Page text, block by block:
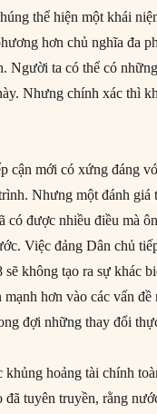
thể hiện một khái
hơn chủ nghĩa đa
Người ta có thể có
Nhưng chính xác thì
cận mới có xứng đáng
Nhưng một đánh giá
có được nhiều điều mà
Việc đảng Dân chủ
không tạo ra sự khác
hơn vào các vấn đề
đợi những thay đổi
hoảng tài chính
tuyên truyền, rằng